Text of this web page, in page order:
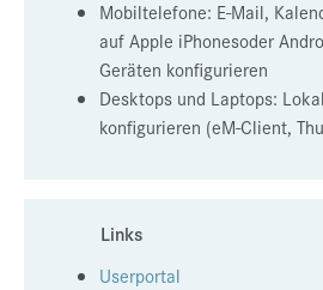
Mobiltelefone: E-Mail,
auf Apple iPhonesoder
Geräten konfigurieren
Desktops und Laptops:
konfigurieren (eM-Client,
Links
Userportal